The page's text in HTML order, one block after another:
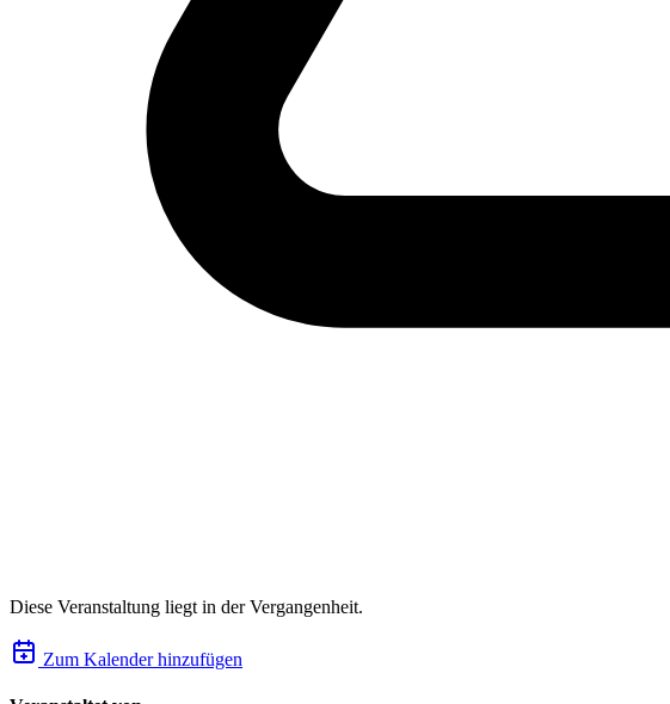
Diese Veranstaltung liegt in der Vergangenheit.
Zum Kalender hinzufügen